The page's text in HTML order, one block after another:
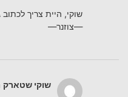
שוקי, היית צריך לכתוב
—צוזנר—
שוקי שטארק